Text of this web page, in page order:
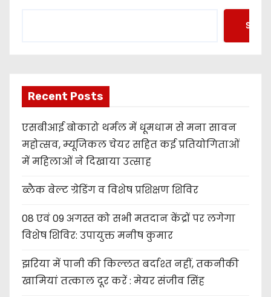
Recent Posts
एसबीआई बोकारो थर्मल में धूमधाम से मना सावन
महोत्सव, म्यूजिकल चेयर सहित कई प्रतियोगिताओं
में महिलाओं ने दिखाया उत्साह
ब्लैक बेल्ट ग्रेडिंग व विशेष प्रशिक्षण शिविर
08 एवं 09 अगस्त को सभी मतदान केंद्रों पर लगेगा
विशेष शिविर: उपायुक्त मनीष कुमार
झरिया में पानी की किल्लत बर्दाश्त नहीं, तकनीकी
खामियां तत्काल दूर करें : मेयर संजीव सिंह